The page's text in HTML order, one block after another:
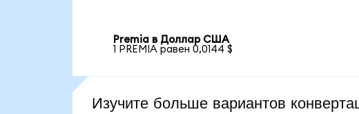
Premia в Доллар США
1 PREMIA равен 0,0144 $
Изучите больше вариантов